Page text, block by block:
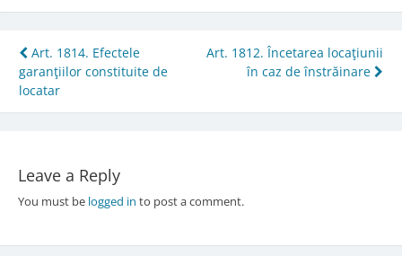
Post
navigation
Art. 1814. Efectele
garanţiilor constituite de
locatar
Art. 1812. Încetarea locaţiunii
în caz de înstrăinare
Leave a Reply
You must be logged in to post a comment.